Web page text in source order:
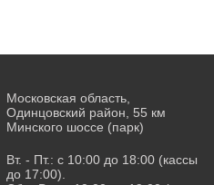
Московская область,
Одинцовский район, 55 км
Минского шоссе (парк)
Вт. - Пт.: с 10:00 до 18:00 (кассы
до 17:00).